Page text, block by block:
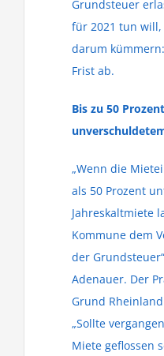
Grundsteuer
für 2021 tun
darum
Frist ab.
Bis zu 50
„Wenn die
als 50 Prozent
Jahreskaltmiete
Kommune dem
der
Adenauer. Der
Grund
„Sollte
Miete geflossen